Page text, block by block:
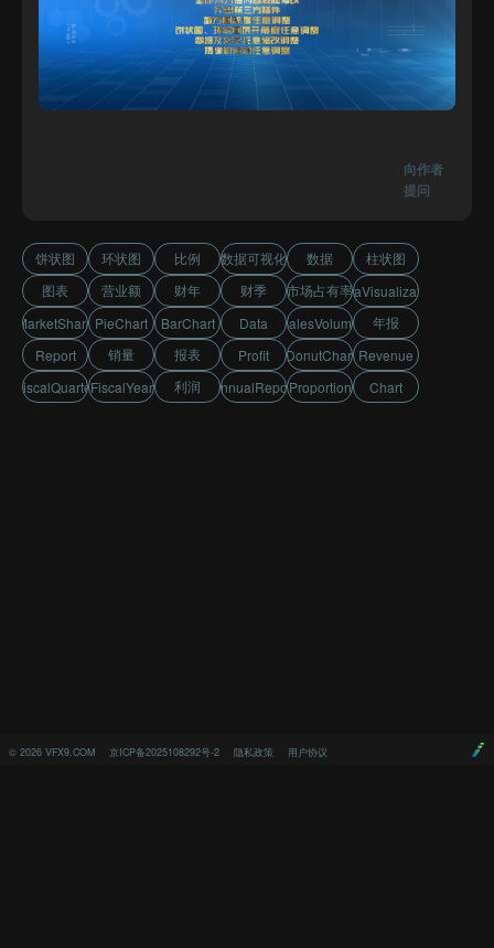
© 2026 VFX9.COM 京ICP备2025108292号-2 隐私政策 用户协议
向作者
提问
饼状图 环状图 比例 数据可视化 数据
柱状图
图表
营业额 财年 财季 市场占有率DataVisualization
MarketShare PieChart BarChart Data SalesVolume
年报
Report
销量 报表 Profit DonutChart Revenue
FiscalQuarterFiscalYear 利润 AnnualReportProportion Chart